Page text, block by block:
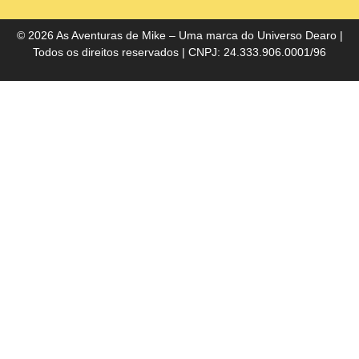
© 2026 As Aventuras de Mike – Uma marca do Universo Dearo|
Todos os direitos reservados | CNPJ: 24.333.906.0001/96